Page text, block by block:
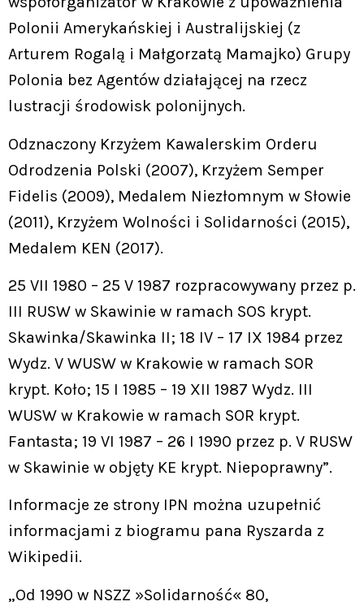
Polonii Amerykańskiej i Australijskiej (z
Arturem Rogalą i Małgorzatą Mamajko) Grupy
Polonia bez Agentów działającej na rzecz
lustracji środowisk polonijnych.
Odznaczony Krzyżem Kawalerskim Orderu
Odrodzenia Polski (2007), Krzyżem Semper
Fidelis (2009), Medalem Niezłomnym w Słowie
(2011), Krzyżem Wolności i Solidarności (2015),
Medalem KEN (2017).
25 VII 1980 – 25 V 1987 rozpracowywany przez p.
III RUSW w Skawinie w ramach SOS krypt.
Skawinka/Skawinka II; 18 IV – 17 IX 1984 przez
Wydz. V WUSW w Krakowie w ramach SOR
krypt. Koło; 15 I 1985 – 19 XII 1987 Wydz. III
WUSW w Krakowie w ramach SOR krypt.
Fantasta; 19 VI 1987 – 26 I 1990 przez p. V RUSW
w Skawinie w objęty KE krypt. Niepoprawny”.
Informacje ze strony IPN można uzupełnić
informacjami z biogramu pana Ryszarda z
Wikipedii.
„Od 1990 w NSZZ »Solidarność« 80,